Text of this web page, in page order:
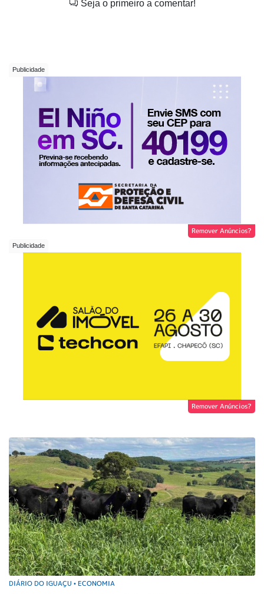
Seja o primeiro a comentar!
Remover Anúncios?
Remover Anúncios?
DIÁRIO DO IGUAÇU • ECONOMIA